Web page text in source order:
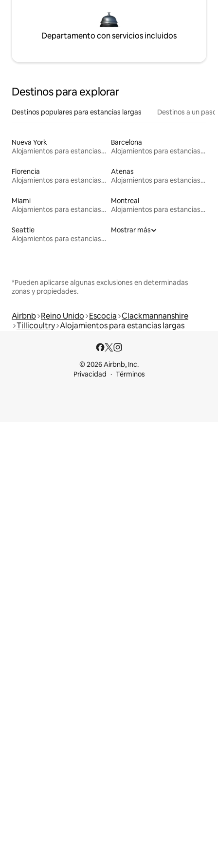
Departamento con servicios incluidos
Destinos para explorar
Destinos populares para estancias largas Destinos a un
Nueva York
Alojamientos para estancias largas
Barcelona
Alojamientos para estancias largas
Florencia
Alojamientos para estancias largas
Atenas
Alojamientos para estancias largas
Miami
Alojamientos para estancias largas
Montreal
Alojamientos para estancias largas
Seattle
Alojamientos para estancias largas
Mostrar más
*Pueden aplicarse algunas exclusiones en determinadas
zonas y propiedades.
Airbnb Reino Unido Escocia Clackmannanshire
Tillicoultry Alojamientos para estancias largas
© 2026 Airbnb, Inc.
Privacidad
Términos